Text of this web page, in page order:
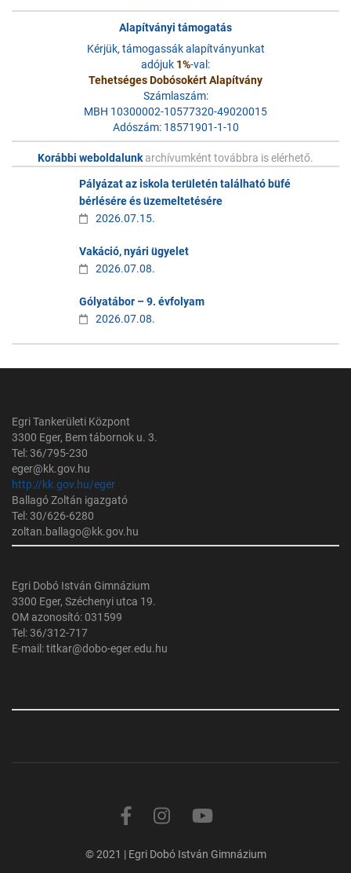
Alapítványi támogatás
Kérjük, támogassák alapítványunkat
adójuk 1%-val:
Tehetséges Dobósokért Alapítvány
Számlaszám:
MBH 10300002-10577320-49020015
Adószám: 18571901-1-10
Korábbi weboldalunk archívumként továbbra is elérhető.
Pályázat az iskola területén található büfé
bérlésére és üzemeltetésére
2026.07.15.
Vakáció, nyári ügyelet
2026.07.08.
Gólyatábor – 9. évfolyam
2026.07.08.
Egri Tankerületi Központ
3300 Eger, Bem tábornok u. 3.
Tel: 36/795-230
eger@kk.gov.hu
http://kk.gov.hu/eger
Ballagó Zoltán igazgató
Tel: 30/626-6280
zoltan.ballago@kk.gov.hu
Egri Dobó István Gimnázium
3300 Eger, Széchenyi utca 19.
OM azonosító: 031599
Tel: 36/312-717
E-mail: titkar@dobo-eger.edu.hu
© 2021 | Egri Dobó István Gimnázium